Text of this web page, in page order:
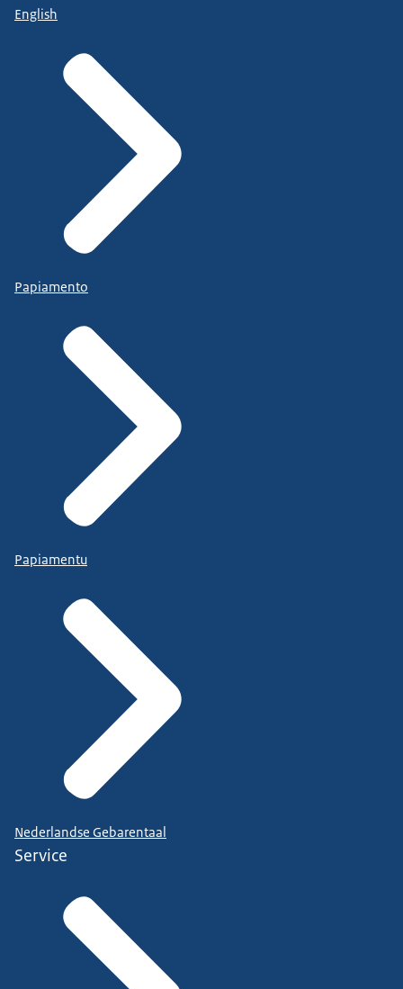
English
Papiamento
Papiamentu
Nederlandse Gebarentaal
Service